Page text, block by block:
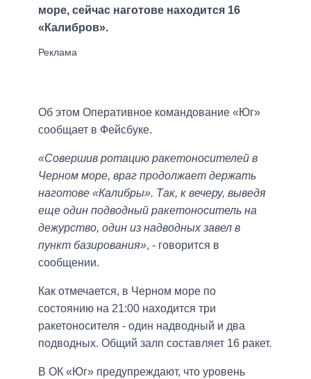
море, сейчас наготове находится 16
«Калибров».
Об этом Оперативное командование «Юг»
сообщает в Фейсбуке.
«Совершив ротацию ракетоносителей в
Черном море, враг продолжает держать
наготове «Калибры». Так, к вечеру, выведя
еще один подводный ракетоноситель на
дежурство, один из надводных завел в
пункт базирования», - говорится в
сообщении.
Как отмечается, в Черном море по
состоянию на 21:00 находится три
ракетоносителя - один надводный и два
подводных. Общий залп составляет 16 ракет.
В ОК «Юг» предупреждают, что уровень